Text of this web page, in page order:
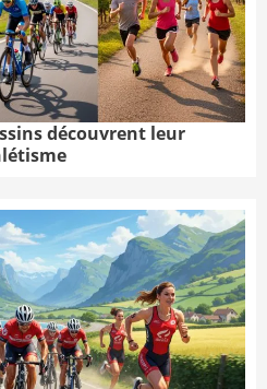
découvrent leur